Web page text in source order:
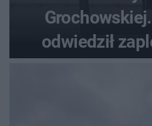
odwiedził